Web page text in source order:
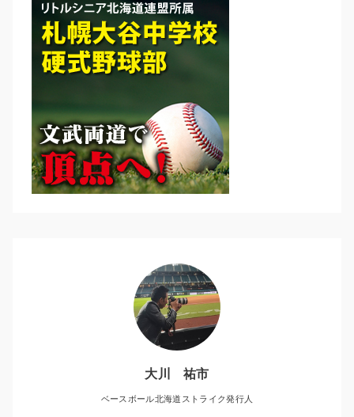
大川 祐市
ベースボール北海道ストライク発行人